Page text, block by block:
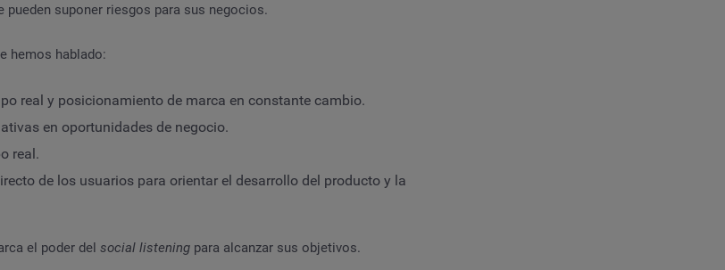
suponer riesgos para sus negocios.
hemos hablado:
real y posicionamiento de marca en constante cambio.
en oportunidades de negocio.
real.
de los usuarios para orientar el desarrollo del producto y la
el poder del social listening para alcanzar sus objetivos.